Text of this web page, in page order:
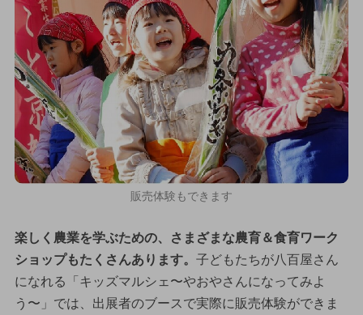
販売体験もできます
楽しく農業を学ぶための、さまざまな農育＆食育ワーク
ショップもたくさんあります。 子どもたちが八百屋さん
になれる「キッズマルシェ〜やおやさんになってみよ
う〜」では、出展者のブースで実際に販売体験ができま